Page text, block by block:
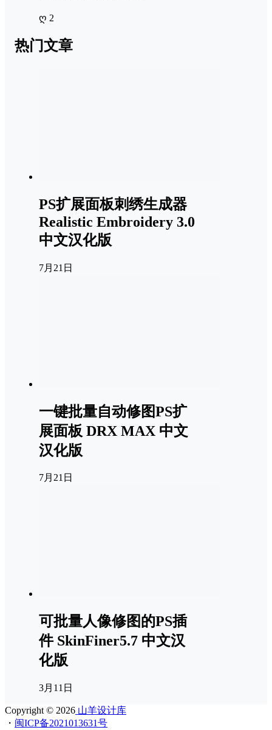
ღ 2
热门文章
PS扩展面板刺绣生成器
Realistic Embroidery 3.0
中文汉化版
7月21日
一键批量自动修图PS扩
展面板 DRX MAX 中文
汉化版
7月21日
可批量人像修图的PS插
件 SkinFiner5.7 中文汉
化版
3月11日
Copyright © 2026 山羊设计库
・ 闽ICP备2021013631号